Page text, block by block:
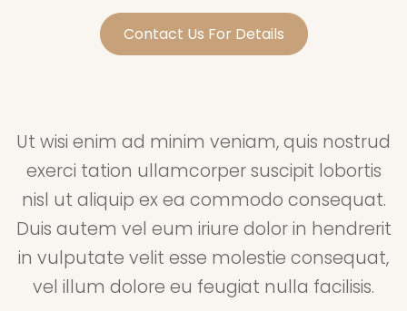
Contact Us For Details
Ut wisi enim ad minim veniam, quis nostrud
exerci tation ullamcorper suscipit lobortis
nisl ut aliquip ex ea commodo consequat.
Duis autem vel eum iriure dolor in hendrerit
in vulputate velit esse molestie consequat,
vel illum dolore eu feugiat nulla facilisis.